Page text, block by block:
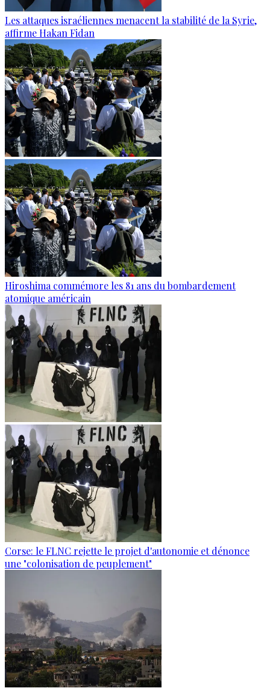
Les attaques israéliennes menacent la stabilité de la Syrie,
affirme Hakan Fidan
Hiroshima commémore les 81 ans du bombardement
atomique américain
Corse: le FLNC rejette le projet d'autonomie et dénonce
une "colonisation de peuplement"